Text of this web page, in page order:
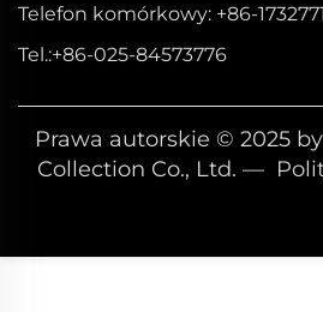
Telefon komórkowy: +86-
Tel.:+86-025-84573776
Prawa autorskie © 2025
Collection Co., Ltd. —